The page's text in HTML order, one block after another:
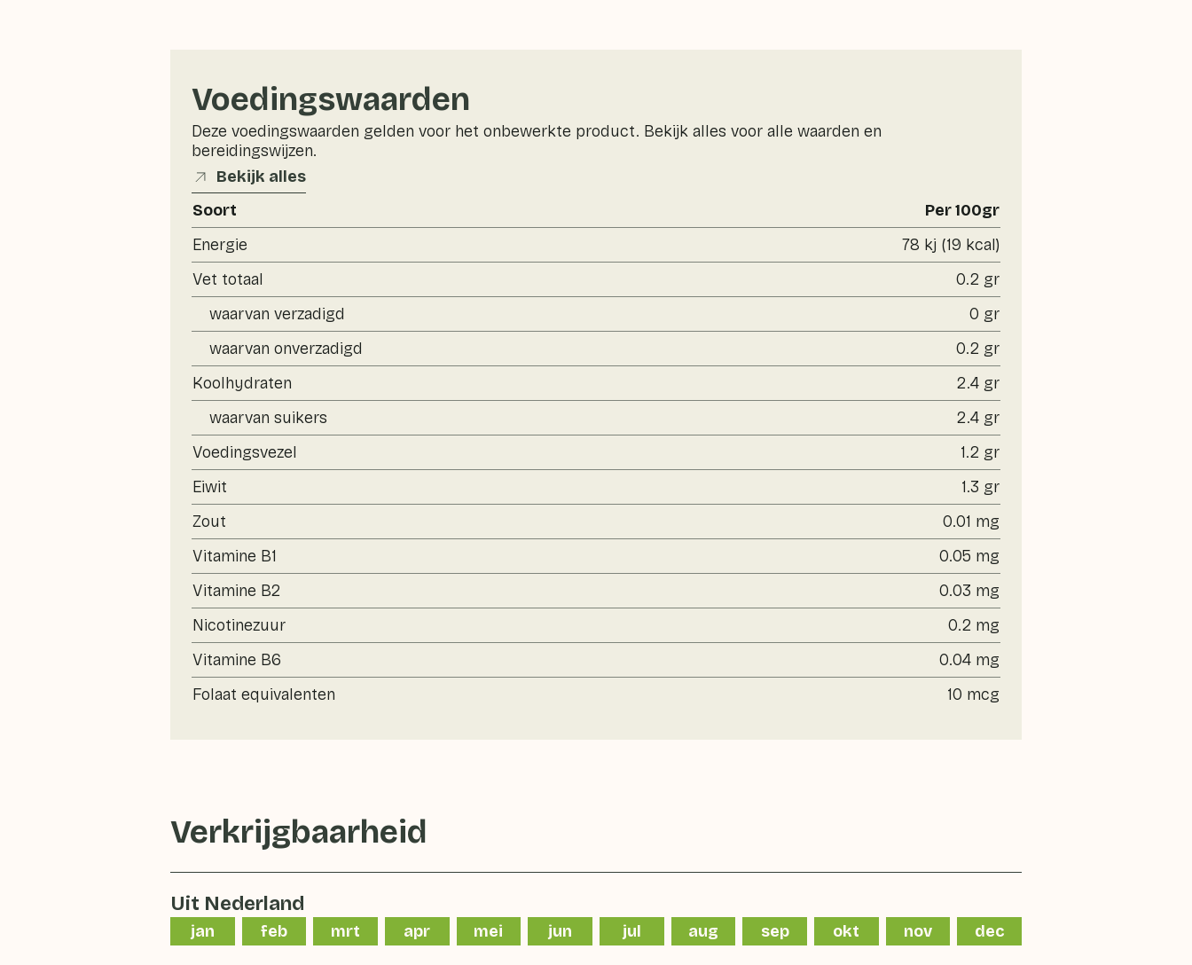
Voedingswaarden
Deze voedingswaarden gelden voor het onbewerkte product. Bekijk alles voor alle waarden en
bereidingswijzen.
Bekijk alles
Soort
Per 100gr
Energie
78 kj (19 kcal)
Vet totaal
0.2 gr
waarvan verzadigd
0 gr
waarvan onverzadigd
0.2 gr
Koolhydraten
2.4 gr
waarvan suikers
2.4 gr
Voedingsvezel
1.2 gr
Eiwit
1.3 gr
Zout
0.01 mg
Vitamine B1
0.05 mg
Vitamine B2
0.03 mg
Nicotinezuur
0.2 mg
Vitamine B6
0.04 mg
Folaat equivalenten
10 mcg
Verkrijgbaarheid
Uit Nederland
jan feb mrt apr mei jun jul aug sep okt nov dec